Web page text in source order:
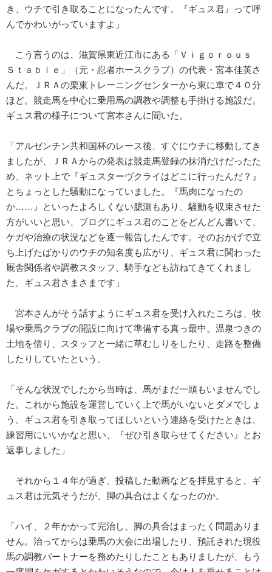
き、ウチで引き取ることになったんです。『ギュス君』って呼
んでかわいがっていますよ」
こう言うのは、滋賀県東近江市にある「Ｖｉｇｏｒｏｕｓ
Ｓｔａｂｌｅ」（元・忍者ホースクラブ）の代表・宮本佳英さ
んだ。ＪＲＡの栗東トレーニングセンターから東に車で４０分
ほど。競走馬を中心に乗用馬の調教や調整も手掛ける施設だ。
ギュス君の様子について宮本さんに聞いた。
「アルゼンチン共和国杯のレース後、すぐにウチに移動してき
ましたが、ＪＲＡからの発表は競走馬登録の抹消だけだったた
め、ネット上で『ギュスターヴクライはどこに行ったんだ？』
とちょっとした騒動になっていました。『馬肉になったの
か……』といったよろしくない臆測もあり、騒動を収束させた
方がいいと思い、ブログにギュス君のことをどんどん書いて、
ケガや治療の状況などを逐一報告したんです。そのおかげで立
ち上げたばかりのウチの知名度も広がり、ギュス君に関わった
厩舎関係者や調教スタッフ、騎手なども訪ねてきてくれまし
た。ギュス君さまさまです」
宮本さんがそう話すようにギュス君を受け入れたころは、牧
場や乗馬クラブの開設に向けて準備する真っ最中。温泉つきの
土地を借り、スタッフと一緒に草むしりをしたり、走路を整備
したりしていたという。
「そんな状況でしたから当時は、馬がまだ一頭もいませんでし
た。これから施設を運営していく上で馬がいないとダメでしょ
う。ギュス君を引き取ってほしいという連絡を受けたときは、
練習用にいいかなと思い、『ぜひ引き取らせてください』とお
返事しました」
それから１４年が過ぎ、投稿した動画などを拝見すると、ギ
ュス君は元気そうだが、脚の具合はよくなったのか。
「ハイ、２年かかって完治し、脚の具合はまったく問題ありま
せん。治ってからは乗馬の大会に出場したり、預託された現役
馬の調教パートナーを務めたりしたこともありましたが、もう